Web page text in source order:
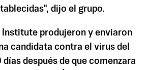
dijo el grupo.
Institute produjeron y enviaron
candidata contra el virus del
días después de que comenzara